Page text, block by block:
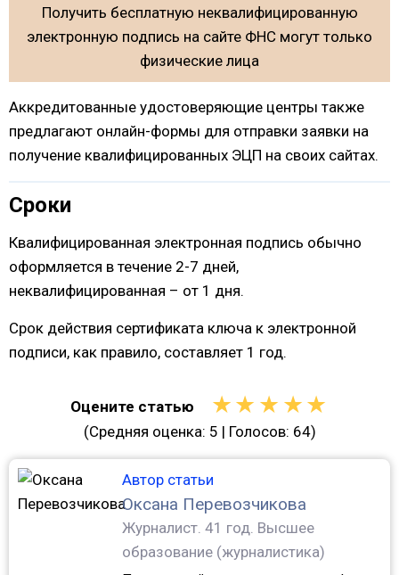
Получить бесплатную неквалифицированную
электронную подпись на сайте ФНС могут только
физические лица
Аккредитованные удостоверяющие центры также
предлагают онлайн-формы для отправки заявки на
получение квалифицированных ЭЦП на своих сайтах.
Сроки
Квалифицированная электронная подпись обычно
оформляется в течение 2-7 дней,
неквалифицированная – от 1 дня.
Срок действия сертификата ключа к электронной
подписи, как правило, составляет 1 год.
Оцените статью ★★ ★ ★★
(Средняя оценка: 5 | Голосов: 64)
Автор статьи
Оксана Перевозчикова
Журналист. 41 год. Высшее
образование (журналистика)